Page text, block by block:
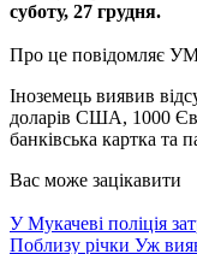
суботу, 27 грудня.
Про це повідомляє
Іноземець виявив
доларів США, 1000
банківська картка та
Вас може зацікавити
У Мукачеві поліція
Поблизу річки Уж